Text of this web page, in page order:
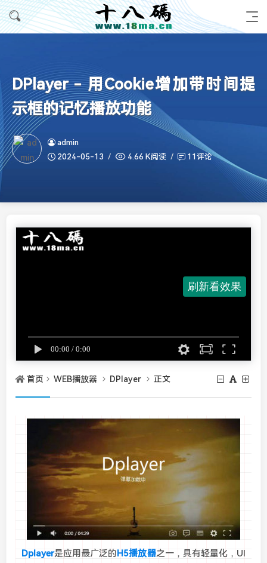
DPlayer - 用Cookie增加带时间提
示框的记忆播放功能
admin
2024-05-13
4.66 K阅读 11评论
首页 WEB播放器 DPlayer 正文
Dplayer是应用最广泛的H5播放器之一，具有轻量化，UI